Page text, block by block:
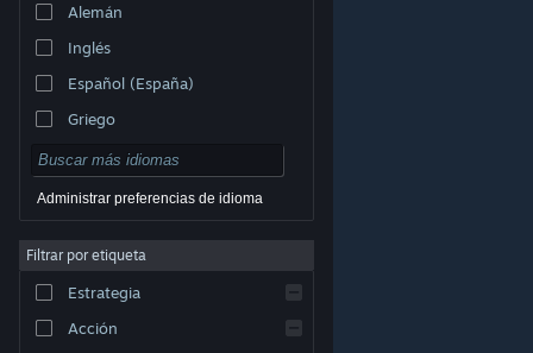
© Valve Corporation. Todos los derechos reservados.
Todas las marcas registradas pertenecen a sus
de Privacidad|Información legal
Acuerdo de Suscriptor a Steam
Cookies
Alemán
Inglés
Español (España)
Griego
Administrar preferencias de idioma
Filtrar por etiqueta
Estrategia
Acción